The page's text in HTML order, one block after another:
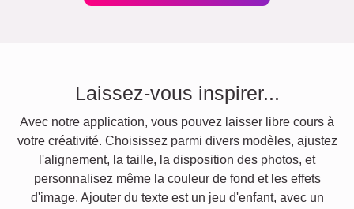
Laissez-vous inspirer...
Avec notre application, vous pouvez laisser libre cours à
votre créativité. Choisissez parmi divers modèles, ajustez
l'alignement, la taille, la disposition des photos, et
personnalisez même la couleur de fond et les effets
d'image. Ajouter du texte est un jeu d'enfant, avec un